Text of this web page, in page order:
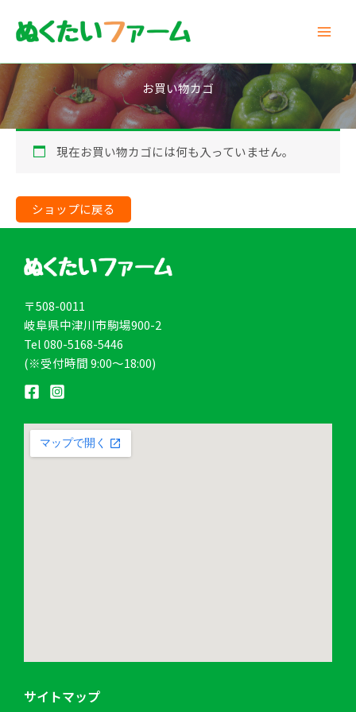
ス
キ
ッ
プ
お買い物カゴ
現在お買い物カゴには何も入っていません。
ショップに戻る
〒508-0011
岐阜県中津川市駒場900-2
Tel 080-5168-5446
(※受付時間 9:00〜18:00)
サイトマップ